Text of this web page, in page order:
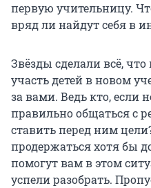
первую учительницу.
вряд ли найдут себя в
Звёзды сделали всё,
участь детей в новом
за вами. Ведь кто, если
правильно общаться с
ставить перед ним
продержаться хотя бы
помогут вам в этом
успели разобрать.